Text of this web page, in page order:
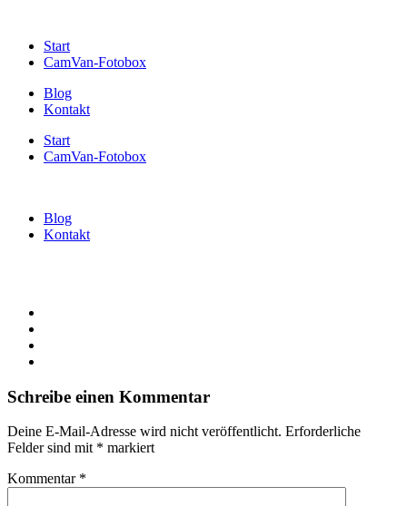
Start
CamVan-Fotobox
Blog
Kontakt
Start
CamVan-Fotobox
Blog
Kontakt
Schreibe einen Kommentar
Deine E-Mail-Adresse wird nicht veröffentlicht. Erforderliche
Felder sind mit * markiert
Kommentar *